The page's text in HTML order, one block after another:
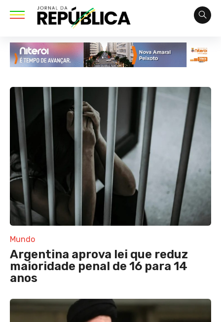
Mundo
Argentina aprova lei que reduz
maioridade penal de 16 para 14
anos